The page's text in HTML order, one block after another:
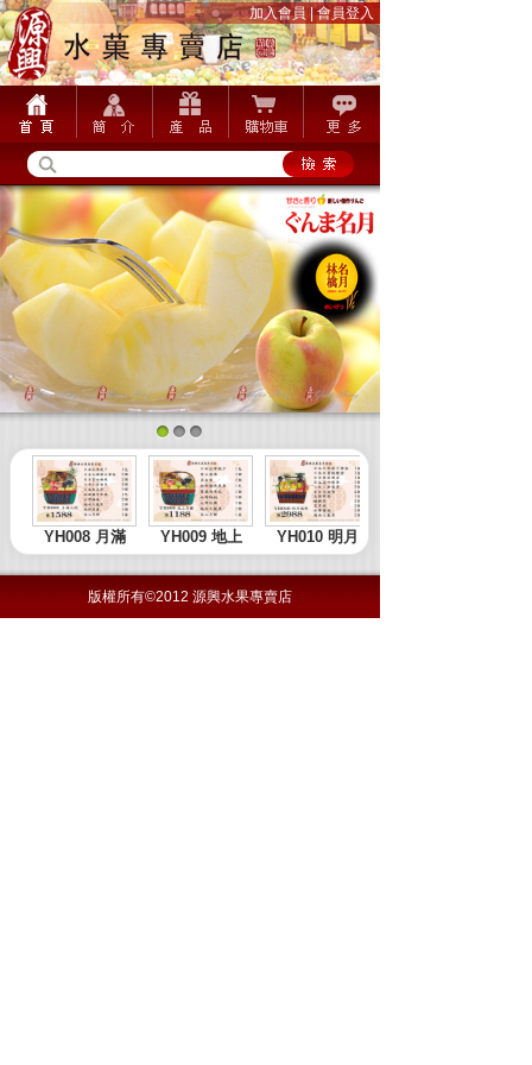
加入會員|會員登入
1 2 3
版權所有©2012 源興水果專賣店